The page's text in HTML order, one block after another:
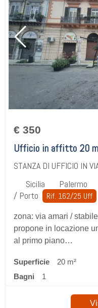
€ 350
STANZA DI UFFICIO IN
Sicilia
Palermo
/ Porto
Rif. 162/25 Uff
zona: via amari /
propone in locazione
al primo piano…
Superficie 20 m²
bagni
1